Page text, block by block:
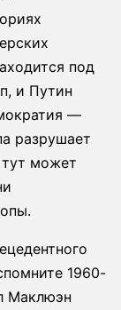
под
и Путин
—
разрушает
может
1960-
Маклюэн